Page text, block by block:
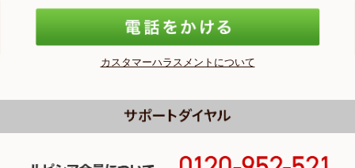
カスタマーハラスメントについて